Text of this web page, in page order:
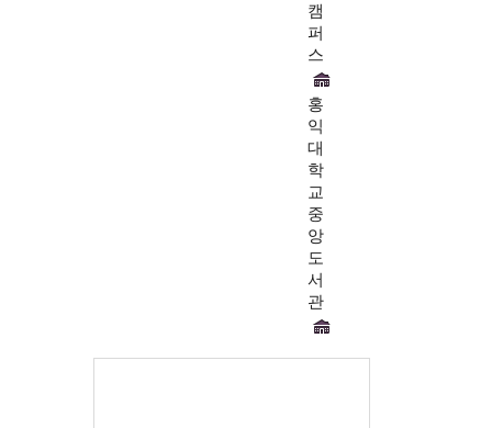
캠
퍼
스
홍
익
대
학
교
중
앙
도
서
관